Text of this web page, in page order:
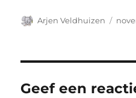
Auteur
Arjen Veldhuizen
Geef een